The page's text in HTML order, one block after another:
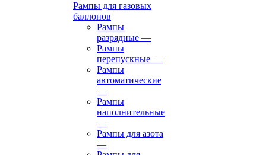
Рампы для газовых
баллонов
Рампы
разрядные —
Рампы
перепускные —
Рампы
автоматические
—
Рампы
наполнительные
—
Рампы для азота
—